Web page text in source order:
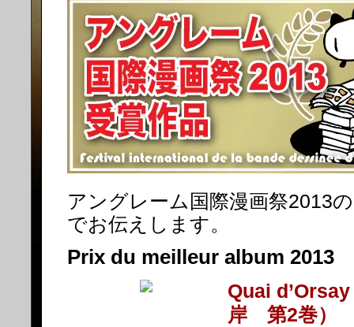
アングレーム国際漫画祭2013
でお伝えします。
Prix du meilleur album 2013
Quai
岸 第2巻）